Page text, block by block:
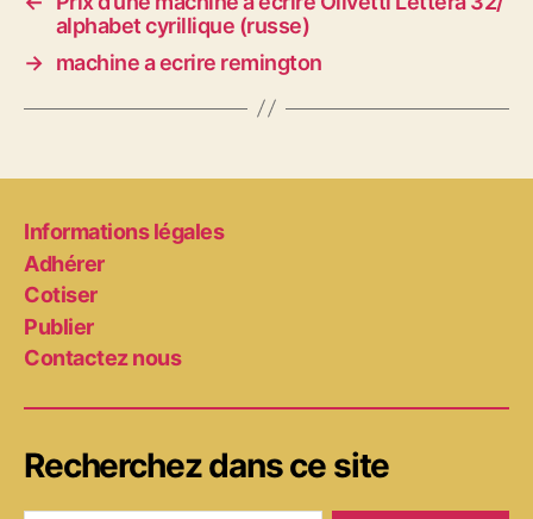
alphabet cyrillique (russe)
→ machine a ecrire remington
Informations légales
Adhérer
Cotiser
Publier
Contactez nous
Recherchez dans ce site